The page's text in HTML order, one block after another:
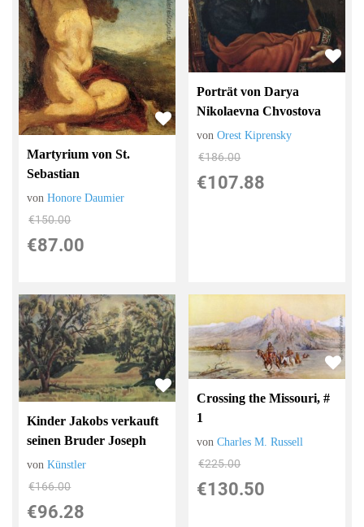
Martyrium von St.
Sebastian
vonHonore Daumier
€150.00
€87.00
Porträt von Darya
Nikolaevna Chvostova
vonOrest Kiprensky
€186.00
€107.88
Kinder Jakobs verkauft
seinen Bruder Joseph
vonKünstler
€166.00
€96.28
Crossing the Missouri, #
1
vonCharles M. Russell
€225.00
€130.50